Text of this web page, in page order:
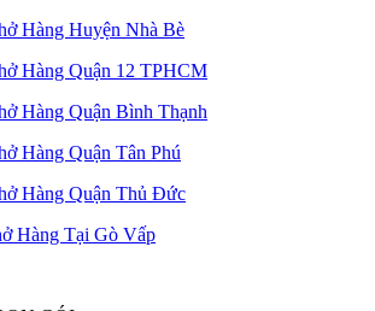
Hàng Huyện Nhà Bè
Hàng Quận 12 TPHCM
Hàng Quận Bình Thạnh
Hàng Quận Tân Phú
Hàng Quận Thủ Đức
Hàng Tại Gò Vấp